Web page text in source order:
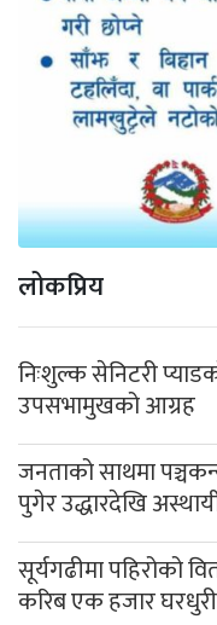
लोकप्रिय
निःशुल्क सेनिटरी
उपसभामुखको आग्रह
जनताको साथमा
पुगेर उद्धारदेखि
सूर्यगढीमा पहिरोको
करिब एक हजार घरधुरी